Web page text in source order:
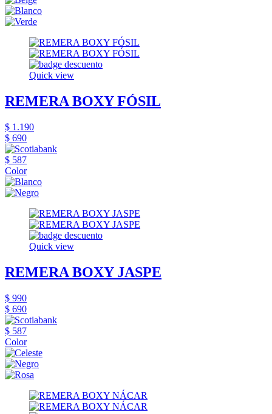
Quick view
REMERA BOXY FÓSIL
$ 1.190
$ 690
$ 587
Color
Quick view
REMERA BOXY JASPE
$ 990
$ 690
$ 587
Color